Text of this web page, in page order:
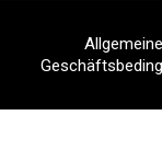
Allgemeine